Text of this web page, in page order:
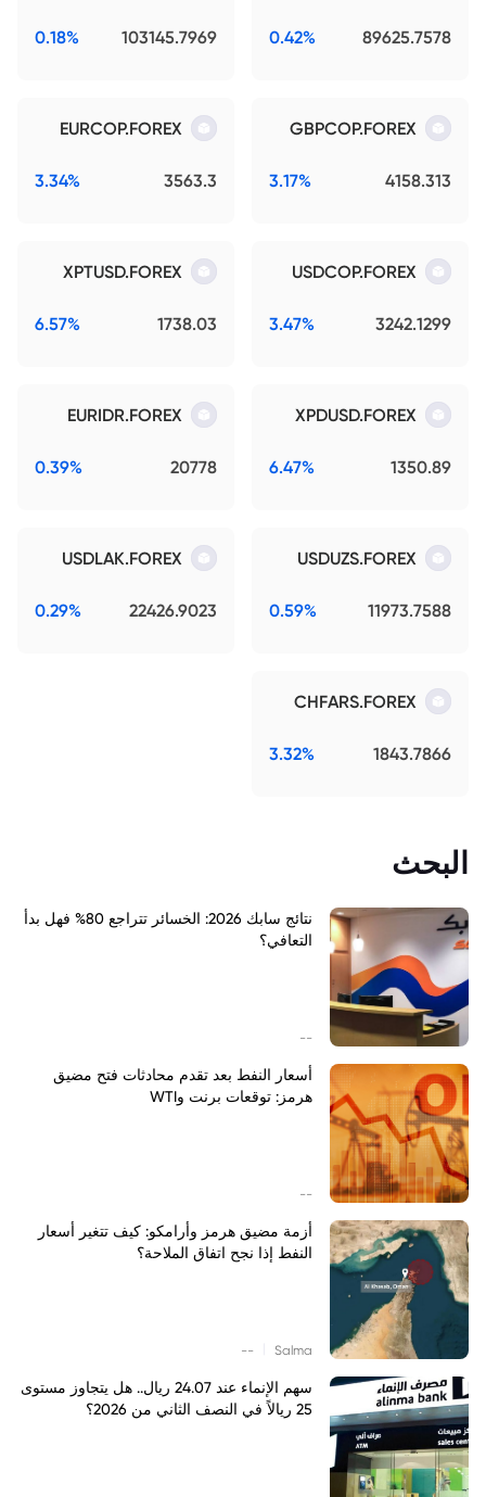
89625.7578
0.42%
103145.7969
0.18%
GBPCOP.FOREX
4158.313
3.17%
EURCOP.FOREX
3563.3
3.34%
USDCOP.FOREX
3242.1299
3.47%
XPTUSD.FOREX
1738.03
6.57%
XPDUSD.FOREX
1350.89
6.47%
EURIDR.FOREX
20778
0.39%
USDUZS.FOREX
11973.7588
0.59%
USDLAK.FOREX
22426.9023
0.29%
CHFARS.FOREX
1843.7866
3.32%
البحث
نتائج سابك 2026: الخسائر تتراجع 80% فهل بدأ
التعافي؟
--
أسعار النفط بعد تقدم محادثات فتح مضيق
هرمز: توقعات برنت وWTI
--
أزمة مضيق هرمز وأرامكو: كيف تتغير أسعار
النفط إذا نجح اتفاق الملاحة؟
Salma
--
سهم الإنماء عند 24.07 ريال.. هل يتجاوز مستوى
25 ريالاً في النصف الثاني من 2026؟